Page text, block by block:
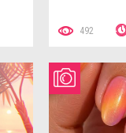
492